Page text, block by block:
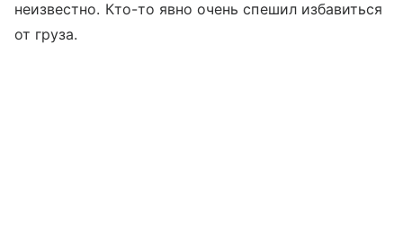
неизвестно. Кто-то явно очень спешил избавиться
от груза.